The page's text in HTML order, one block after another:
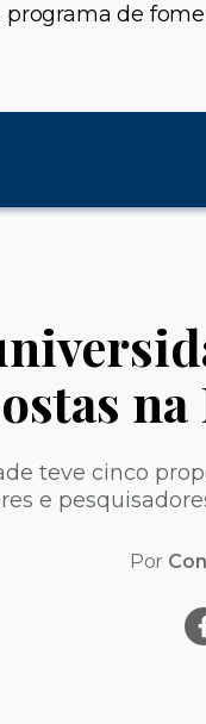
de
na
teve cinco
e
Por